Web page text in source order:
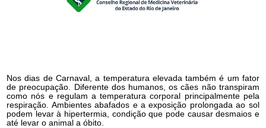
Nos dias de Carnaval, a temperatura elevada também é um fator
de preocupação. Diferente dos humanos, os cães não transpiram
como nós e regulam a temperatura corporal principalmente pela
respiração. Ambientes abafados e a exposição prolongada ao sol
podem levar à hipertermia, condição que pode causar desmaios e
até levar o animal a óbito.